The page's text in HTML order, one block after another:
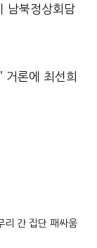
남북정상회담
거론에 최선희
리 간 집단 패싸움